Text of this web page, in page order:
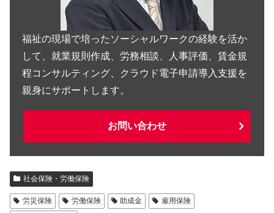
福祉の現場で培ったソーシャルワークの経験を活か
して、就業規則作成、労務相談、人事評価、賃金規
程コンサルティング、クラウド電子申請導入支援を
親身にサポートします。
お問い合わせ
社会保険・労働保険
労災保険 労働保険 助成金
雇用保険